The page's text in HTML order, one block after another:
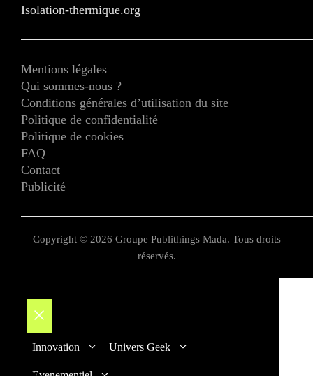
Isolation-thermique.org
Mentions légales
Qui sommes-nous ?
Conditions générales d’utilisation du site
Politique de confidentialité
Politique de cookies
FAQ
Contact
Publicité
Copyright © 2026 Groupe Publithings Mada. Tous droits
réservés.
Fermer
Innovation Univers Geek